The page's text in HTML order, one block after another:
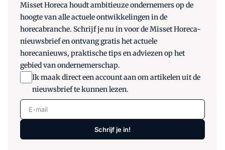
Misset Horeca houdt ambitieuze ondernemers op de
hoogte van alle actuele ontwikkelingen in de
horecabranche. Schrijf je nu in voor de Misset Horeca-
nieuwsbrief en ontvang gratis het actuele
horecanieuws, praktische tips en adviezen op het
gebied van ondernemerschap.
Ik maak direct een account aan om artikelen uit de
nieuwsbrief te kunnen lezen.
E-mail
Schrijf je in!